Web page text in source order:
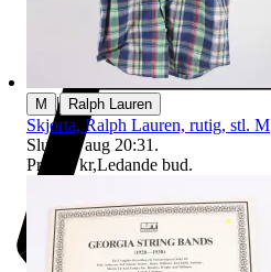
M | Ralph Lauren
Skjorta, Ralph Lauren, rutig, stl. M
Sluttid
9 aug 20:31 .
Pris:
37 kr,Ledande bud.